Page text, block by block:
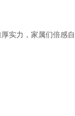
实力，家属们倍感